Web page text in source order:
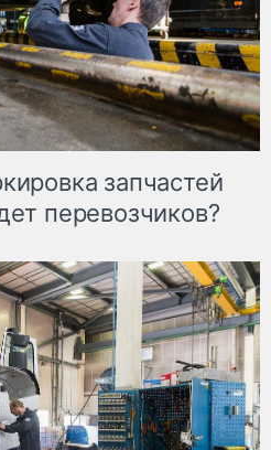
запчастей
перевозчиков?